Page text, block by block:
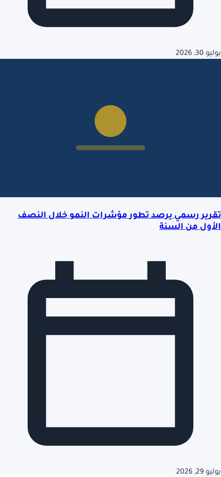
يوليو 30, 2026
تقرير رسمي يرصد تطور مؤشرات النمو خلال النصف
الأول من السنة
يوليو 29, 2026